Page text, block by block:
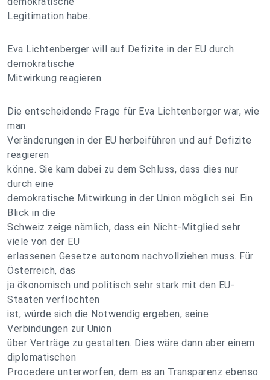
Legitimation habe.
Eva Lichtenberger will auf Defizite in der EU durch
demokratische
Mitwirkung reagieren
Die entscheidende Frage für Eva Lichtenberger war, wie
man
Veränderungen in der EU herbeiführen und auf Defizite
reagieren
könne. Sie kam dabei zu dem Schluss, dass dies nur
durch eine
demokratische Mitwirkung in der Union möglich sei. Ein
Blick in die
Schweiz zeige nämlich, dass ein Nicht-Mitglied sehr
viele von der EU
erlassenen Gesetze autonom nachvollziehen muss. Für
Österreich, das
ja ökonomisch und politisch sehr stark mit den EU-
Staaten verflochten
ist, würde sich die Notwendig ergeben, seine
Verbindungen zur Union
über Verträge zu gestalten. Dies wäre dann aber einem
diplomatischen
Procedere unterworfen, dem es an Transparenz ebenso